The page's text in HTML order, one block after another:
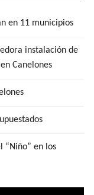
en 11 municipios
instalación de
Canelones
en los